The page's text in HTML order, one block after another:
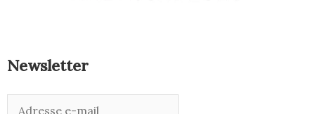
Newsletter